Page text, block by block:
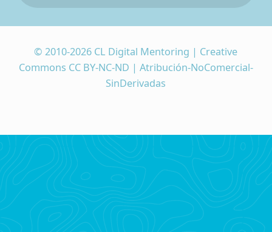
© 2010-2026 CL Digital Mentoring | Creative
Commons CC BY-NC-ND | Atribución-NoComercial-
SinDerivadas